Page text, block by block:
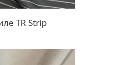
TR Strip